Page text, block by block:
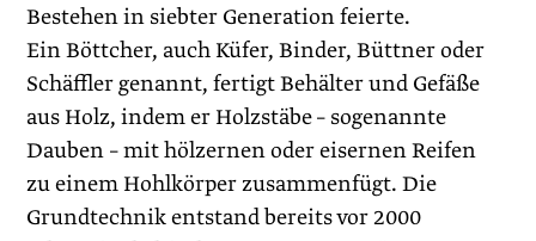
Bestehen in siebter Generation feierte.
Ein Böttcher, auch Küfer, Binder, Büttner oder
Schäffler genannt, fertigt Behälter und Gefäße
aus Holz, indem er Holzstäbe – sogenannte
Dauben – mit hölzernen oder eisernen Reifen
zu einem Hohlkörper zusammenfügt. Die
Grundtechnik entstand bereits vor 2000